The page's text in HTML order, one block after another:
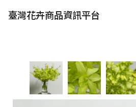
臺灣花卉商品資訊平台